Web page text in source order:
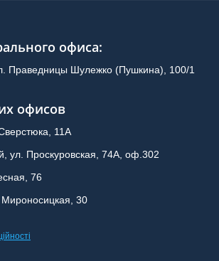
офиса:
Праведницы Шулежко (Пушкина), 100/1
офисов
11А
ул. Проскуровская, 74А, оф.302
76
Мироносицкая, 30